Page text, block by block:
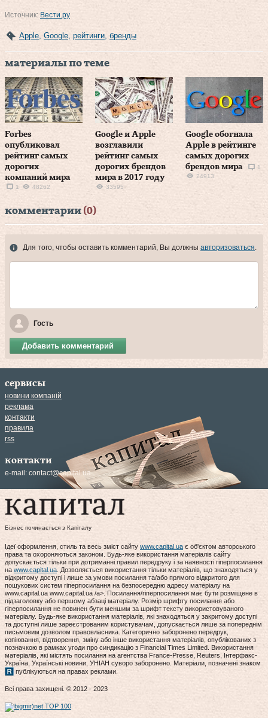
Источник: Вести.ру
Apple Google рейтинги бренды
материалы по теме
Forbes
опубликовал
рейтинг самых
дорогих
компаний мира
1 48262
Google и Apple
возглавили
рейтинг самых
дорогих брендов
мира в 2017 году
33595
Google обогнала
Apple в рейтинге
самых дорогих
брендов мира
1
24913
комментарии (0)
Для того, чтобы оставить комментарий, Вы должны авторизоваться.
Гость
Добавить комментарий
сервисы
новини компаній
реклама
контакти
правила
rss
контакти
e-mail: contact@capital.ua
Бізнес починається з Капіталу
Ідеї оформлення, стиль та весь зміст сайту www.capital.ua є об'єктом авторського
права та охороняються законом. Будь-яке використання матеріалів сайту
допускається тільки при дотриманні правил передруку і за наявності гіперпосилання
на www.capital.ua. Дозволяється використання тільки матеріалів, що знаходяться у
відкритому доступі і лише за умови посилання та/або прямого відкритого для
пошукових систем гіперпосилання на безпосередню адресу матеріалу на
www.capital.ua www.capital.ua /a>. Посилання/гіперпосилання має бути розміщене в
підзаголовку або першому абзаці матеріалу. Розмір шрифту посилання або
гіперпосилання не повинен бути меншим за шрифт тексту використовуваного
матеріалу. Будь-яке використання матеріалів, які знаходяться у закритому доступі
та доступні лише зареєстрованим користувачам, допускається лише за попереднім
письмовим дозволом правовласника. Категорично заборонено передрук,
копіювання, відтворення, зміну або інше використання матеріалів, опублікованих з
позначкою в рамках угоди про синдикацію з Financial Times Limited. Використання
матеріалів, які містять посилання на агентства France-Presse, Reuters, Інтерфакс-
Україна, Українські новини, УНІАН суворо заборонено. Матеріали, позначені знаком
публікуються на правах реклами.
Всі права захищені. © 2012 - 2023